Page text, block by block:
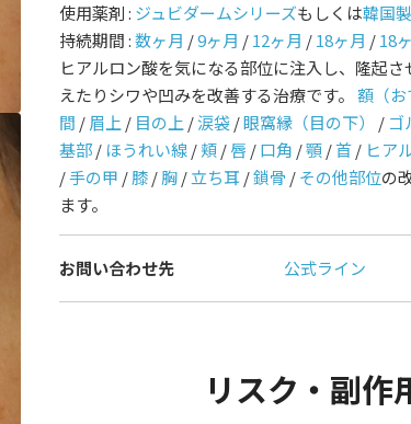
使用薬剤 : ジュビダームシリーズもしくは韓国製
持続期間 :数ヶ月 /9ヶ月 /12ヶ月 /18ヶ月 /18
ヒアルロン酸を気になる部位に注入し、隆起
えたりシワや凹みを改善する治療です。 額（お
間 /眉上 / 目の上 /涙袋/眼窩縁（目の下） / ゴ
基部/ ほうれい線/頬/唇/口角 /顎/首/ ヒア
/手の甲 /膝/胸/立ち耳/鎖骨 /その他部位の
ます。
お問い合わせ先 公式ライン
リスク・副作